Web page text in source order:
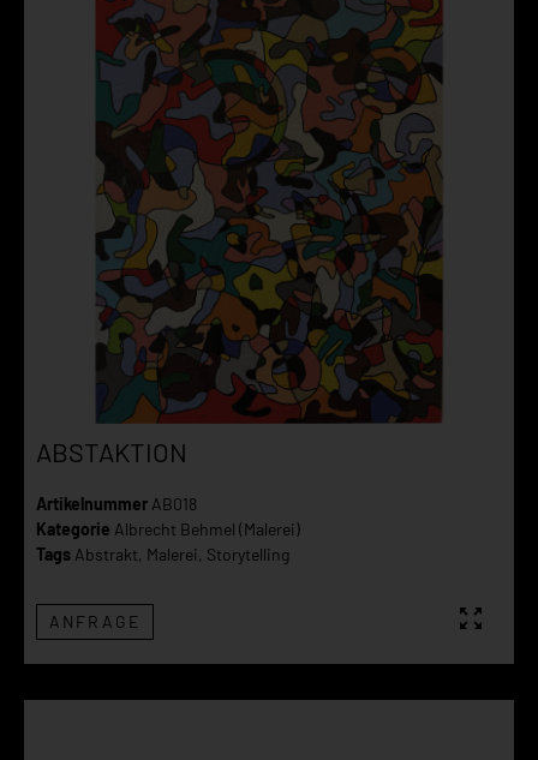
ABSTAKTION
Artikelnummer AB018
Kategorie Albrecht Behmel (Malerei)
Tags Abstrakt, Malerei, Storytelling
ANFRAGE